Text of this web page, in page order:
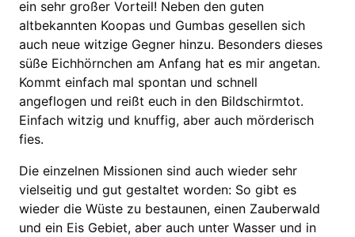
ein sehr großer Vorteil! Neben den guten
altbekannten Koopas und Gumbas gesellen sich
auch neue witzige Gegner hinzu. Besonders dieses
süße Eichhörnchen am Anfang hat es mir angetan.
Kommt einfach mal spontan und schnell
angeflogen und reißt euch in den Bildschirmtot.
Einfach witzig und knuffig, aber auch mörderisch
fies.
Die einzelnen Missionen sind auch wieder sehr
vielseitig und gut gestaltet worden: So gibt es
wieder die Wüste zu bestaunen, einen Zauberwald
und ein Eis Gebiet, aber auch unter Wasser und in